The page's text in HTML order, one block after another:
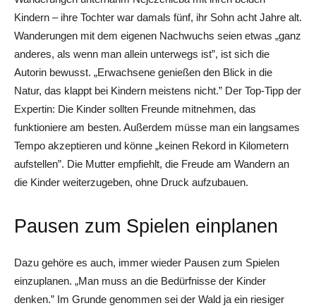
Kindern – ihre Tochter war damals fünf, ihr Sohn acht Jahre alt.
Wanderungen mit dem eigenen Nachwuchs seien etwas „ganz
anderes, als wenn man allein unterwegs ist”, ist sich die
Autorin bewusst. „Erwachsene genießen den Blick in die
Natur, das klappt bei Kindern meistens nicht.” Der Top-Tipp der
Expertin: Die Kinder sollten Freunde mitnehmen, das
funktioniere am besten. Außerdem müsse man ein langsames
Tempo ­akzeptieren und könne „keinen Rekord in Kilometern
aufstellen”. Die Mutter empfiehlt, die Freude am Wandern an
die Kinder weiterzugeben, ohne Druck aufzubauen.
Pausen zum Spielen einplanen
Dazu gehöre es auch, immer wieder Pausen zum Spielen
einzuplanen. „Man muss an die Bedürfnisse der Kinder
denken.” Im Grunde genommen sei der Wald ja ein riesiger